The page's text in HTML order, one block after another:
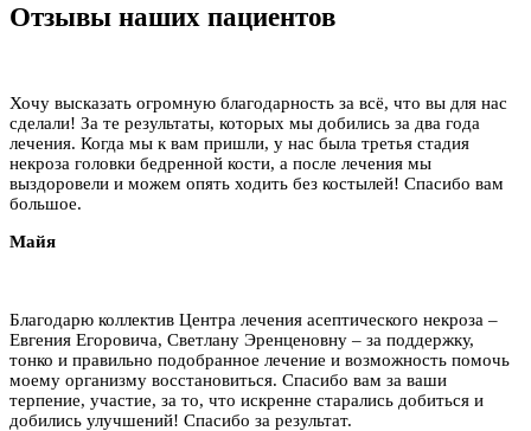
Отзывы наших пациентов
Хочу высказать огромную благодарность за всё, что вы для нас
сделали! За те результаты, которых мы добились за два года
лечения. Когда мы к вам пришли, у нас была третья стадия
некроза головки бедренной кости, а после лечения мы
выздоровели и можем опять ходить без костылей! Спасибо вам
большое.
Майя
Благодарю коллектив Центра лечения асептического некроза –
Евгения Егоровича, Светлану Эренценовну – за поддержку,
тонко и правильно подобранное лечение и возможность помочь
моему организму восстановиться. Спасибо вам за ваши
терпение, участие, за то, что искренне старались добиться и
добились улучшений! Спасибо за результат.